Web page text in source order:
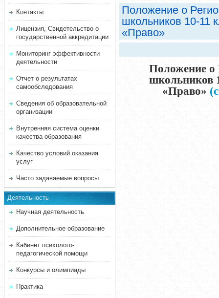
Контакты
Лицензия, Свидетельство о
государственной аккредитации
Мониторинг эффективности
деятельности
Отчет о результатах
самообследования
Сведения об образовательной
организации
Внутренняя система оценки
качества образования
Качество условий оказания
услуг
Часто задаваемые вопросы
Деятельность
Научная деятельность
Дополнительное образование
Кабинет психолого-
педагогической помощи
Конкурсы и олимпиады
Практика
Положение о
школьников 10-11
«Право»
Положение о
школьников
«Право»